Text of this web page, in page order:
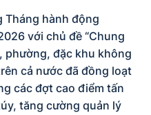
Tháng hành động
với chủ đề “Chung
phường, đặc khu không
cả nước đã đồng loạt
các đợt cao điểm tấn
tăng cường quản lý